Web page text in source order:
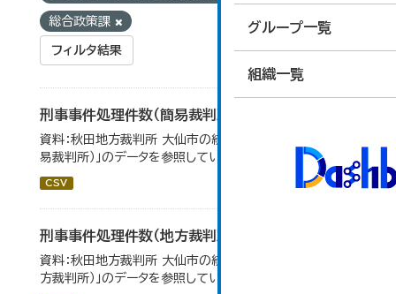
グループ一覧
組織一覧
総合政策課
フィルタ結果
刑事事件処理件数（簡易裁判所）
資料：秋田地方裁判所 大仙市の統計「12-14民事事件（簡
易裁判所）」のデータを参照しています。
CSV
刑事事件処理件数（地方裁判所）
資料：秋田地方裁判所 大仙市の統計「12-17刑事事件（地
方裁判所）」のデータを参照しています。